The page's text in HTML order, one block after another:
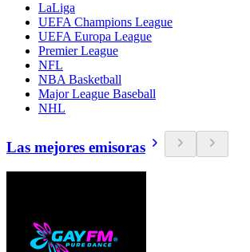
LaLiga
UEFA Champions League
UEFA Europa League
Premier League
NFL
NBA Basketball
Major League Baseball
NHL
Las mejores emisoras